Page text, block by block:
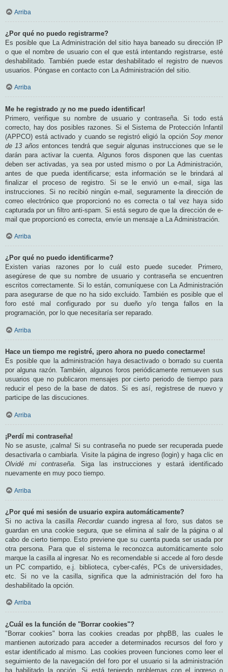
Arriba
¿Por qué no puedo registrarme?
Es posible que La Administración del sitio haya baneado su dirección IP
o que el nombre de usuario con el que está intentando registrarse, esté
deshabilitado. También puede estar deshabilitado el registro de nuevos
usuarios. Póngase en contacto con La Administración del sitio.
Arriba
Me he registrado ¡y no me puedo identificar!
Primero, verifique su nombre de usuario y contraseña. Si todo está
correcto, hay dos posibles razones. Si el Sistema de Protección Infantil
(APPCO) está activado y cuando se registró eligió la opción Soy menor
de 13 años entonces tendrá que seguir algunas instrucciones que se le
darán para activar la cuenta. Algunos foros disponen que las cuentas
deben ser activadas, ya sea por usted mismo o por La Administración,
antes de que pueda identificarse; esta información se le brindará al
finalizar el proceso de registro. Si se le envió un e-mail, siga las
instrucciones. Si no recibió ningún e-mail, seguramente la dirección de
correo electrónico que proporcionó no es correcta o tal vez haya sido
capturada por un filtro anti-spam. Si está seguro de que la dirección de e-
mail que proporcionó es correcta, envíe un mensaje a La Administración.
Arriba
¿Por qué no puedo identificarme?
Existen varias razones por lo cuál esto puede suceder. Primero,
asegúrese de que su nombre de usuario y contraseña se encuentren
escritos correctamente. Si lo están, comuníquese con La Administración
para asegurarse de que no ha sido excluido. También es posible que el
foro esté mal configurado por su dueño y/o tenga fallos en la
programación, por lo que necesitaría ser reparado.
Arriba
Hace un tiempo me registré, ¡pero ahora no puedo conectarme!
Es posible que la administración haya desactivado o borrado su cuenta
por alguna razón. También, algunos foros periódicamente remueven sus
usuarios que no publicaron mensajes por cierto periodo de tiempo para
reducir el peso de la base de datos. Si es así, registrese de nuevo y
participe de las discuciones.
Arriba
¡Perdí mi contraseña!
No se asuste, ¡calma! Si su contraseña no puede ser recuperada puede
desactivarla o cambiarla. Visite la página de ingreso (login) y haga clic en
Olvidé mi contraseña. Siga las instrucciones y estará identificado
nuevamente en muy poco tiempo.
Arriba
¿Por qué mi sesión de usuario expira automáticamente?
Si no activa la casilla Recordarcuando ingresa al foro, sus datos se
guardan en una cookie segura, que se elimina al salir de la página o al
cabo de cierto tiempo. Esto previene que su cuenta pueda ser usada por
otra persona. Para que el sistema le reconozca automáticamente solo
marque la casilla al ingresar. No es recomendable si accede al foro desde
un PC compartido, e.j. biblioteca, cyber-cafés, PCs de universidades,
etc. Si no ve la casilla, significa que la administración del foro ha
deshabilitado la opción.
Arriba
¿Cuál es la función de "Borrar cookies"?
"Borrar cookies" borra las cookies creadas por phpBB, las cuales le
mantienen autorizado para acceder a determinados recursos del foro y
estar identificado al mismo. Las cookies proveen funciones como leer el
seguimiento de la navegación del foro por el usuario si la administración
ha habilitado la opción. Si está teniendo problemas con el ingreso o